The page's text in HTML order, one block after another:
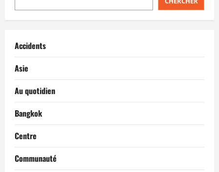
Accidents
Asie
Au quotidien
Bangkok
Centre
Communauté